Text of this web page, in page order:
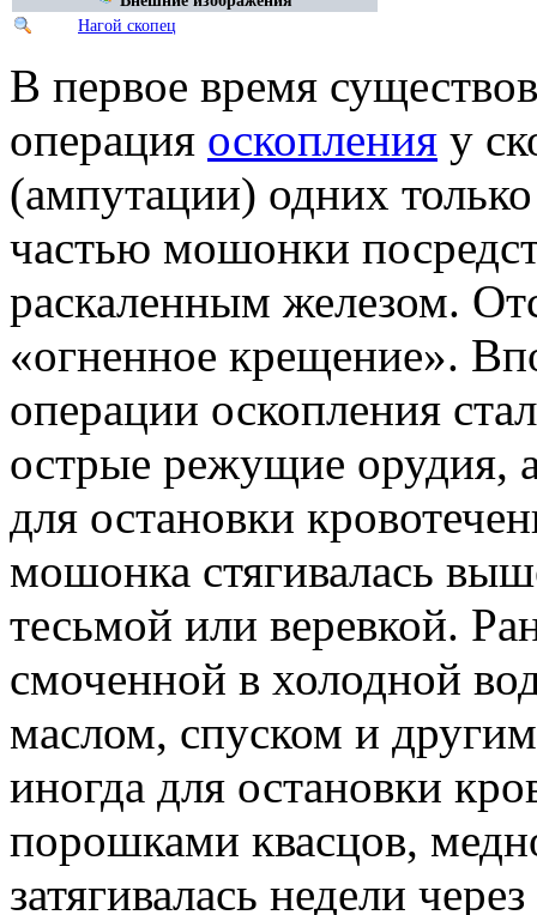
Нагой скопец
В первое время
операция оскопления у
(ампутации) одних
частью мошонки
раскаленным железом.
«огненное крещение».
операции оскопления
острые режущие орудия,
для остановки
мошонка стягивалась
тесьмой или веревкой.
смоченной в холодной
маслом, спуском и
иногда для остановки
порошками квасцов,
затягивалась недели